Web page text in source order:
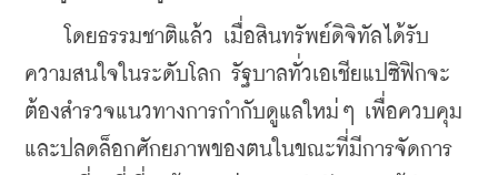
โดยธรรมชาติแล้ว เมื่อสินทรัพย์ดิจิทัลได้รับ
ความสนใจในระดับโลก รัฐบาลทั่วเอเชียแปซิฟิกจะ
ต้องสำรวจแนวทางการกำกับดูแลใหม่ๆ เพื่อควบคุม
และปลดล็อกศักยภาพของตนในขณะที่มีการจัดการ